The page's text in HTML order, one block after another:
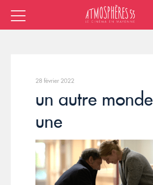
28 février 2022
un autre monde
une